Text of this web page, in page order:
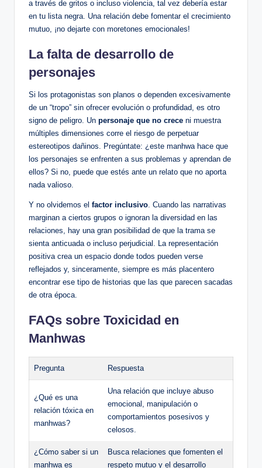
a‍ través de gritos o incluso violencia, tal vez ‌debería estar
en tu lista negra. Una relación debe fomentar el crecimiento
mutuo, ¡no dejarte con moretones⁤ emocionales!
La ‍falta de desarrollo de
personajes
Si los protagonistas son planos o dependen excesivamente
de un‍ “tropo” sin​ ofrecer evolución o ‍profundidad, es otro
signo de​ peligro. Un personaje que no crece ni​ muestra
múltiples dimensiones corre el ‌riesgo de perpetuar
estereotipos dañinos. Pregúntate: ¿este manhwa hace que
los personajes se enfrenten a⁢ sus problemas y⁤ aprendan de
ellos? Si no, puede que estés ante un relato que no aporta
nada valioso.
Y no olvidemos ⁢el factor inclusivo . Cuando las narrativas
marginan a ciertos ⁤grupos o ignoran la diversidad en las
relaciones, ⁢hay‌ una gran ​posibilidad de que la ‌trama se
sienta anticuada o incluso perjudicial. La representación
⁢positiva crea un espacio⁣ donde todos pueden verse
reflejados y,⁢ sinceramente, siempre es más placentero‍
encontrar ese tipo‍ de historias que las que parecen sacadas
de otra época.
FAQs sobre Toxicidad en
Manhwas
Pregunta Respuesta
¿Qué ​es ​una
relación tóxica en
⁣manhwas?
Una relación que incluye abuso
emocional,​ manipulación o
comportamientos posesivos y
celosos.
¿Cómo saber ‍si⁤ un
manhwa es
Busca relaciones que fomenten el
respeto mutuo y el desarrollo